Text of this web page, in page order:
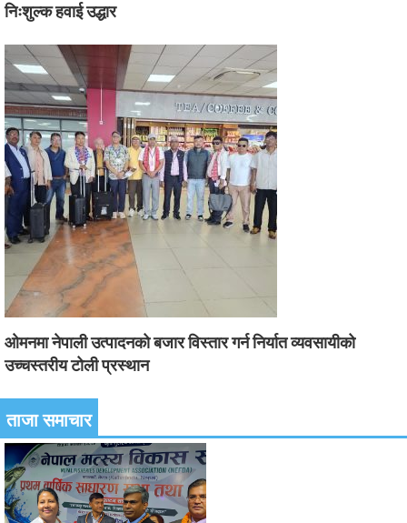
निःशुल्क हवाई उद्धार
ओमनमा नेपाली उत्पादनको बजार विस्तार गर्न निर्यात व्यवसायीको
उच्चस्तरीय टोली प्रस्थान
ताजा समाचार